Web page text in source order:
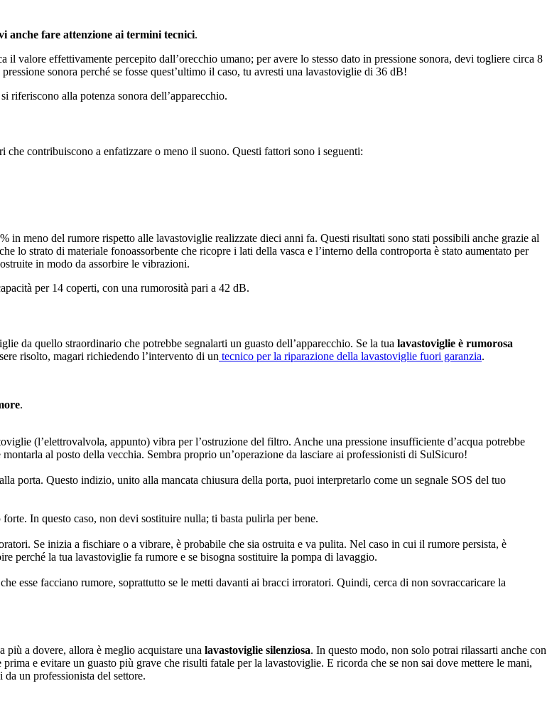
anche fare attenzione ai termini tecnici.
il valore effettivamente percepito dall’orecchio umano; per avere lo stesso dato in pressione sonora, devi togliere circa 8
sonora perché se fosse quest’ultimo il caso, tu avresti una lavastoviglie di 36 dB!
riferiscono alla potenza sonora dell’apparecchio.
contribuiscono a enfatizzare o meno il suono. Questi fattori sono i seguenti:
meno del rumore rispetto alle lavastoviglie realizzate dieci anni fa. Questi risultati sono stati possibili anche grazie al
lo strato di materiale fonoassorbente che ricopre i lati della vasca e l’interno della controporta è stato aumentato per
in modo da assorbire le vibrazioni.
per 14 coperti, con una rumorosità pari a 42 dB.
da quello straordinario che potrebbe segnalarti un guasto dell’apparecchio. Se la tua lavastoviglie è rumorosa
risolto, magari richiedendo l’intervento di un tecnico per la riparazione della lavastoviglie fuori garanzia.
.
(l’elettrovalvola, appunto) vibra per l’ostruzione del filtro. Anche una pressione insufficiente d’acqua potrebbe
al posto della vecchia. Sembra proprio un’operazione da lasciare ai professionisti di SulSicuro!
porta. Questo indizio, unito alla mancata chiusura della porta, puoi interpretarlo come un segnale SOS del tuo
In questo caso, non devi sostituire nulla; ti basta pulirla per bene.
Se inizia a fischiare o a vibrare, è probabile che sia ostruita e va pulita. Nel caso in cui il rumore persista, è
perché la tua lavastoviglie fa rumore e se bisogna sostituire la pompa di lavaggio.
esse facciano rumore, soprattutto se le metti davanti ai bracci irroratori. Quindi, cerca di non sovraccaricare la
a dovere, allora è meglio acquistare una lavastoviglie silenziosa. In questo modo, non solo potrai rilassarti anche con
e evitare un guasto più grave che risulti fatale per la lavastoviglie. E ricorda che se non sai dove mettere le mani,
un professionista del settore.